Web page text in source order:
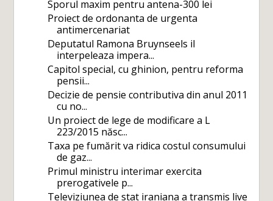
Sporul maxim pentru antena-300 lei
Proiect de ordonanta de urgenta
antimercenariat
Deputatul Ramona Bruynseels il
interpeleaza impera...
Capitol special, cu ghinion, pentru reforma
pensii...
Decizie de pensie contributiva din anul 2011
cu no...
Un proiect de lege de modificare a L
223/2015 născ...
Taxa pe fumărit va ridica costul consumului
de gaz...
Primul ministru interimar exercita
prerogativele p...
Televiziunea de stat iraniana a transmis live